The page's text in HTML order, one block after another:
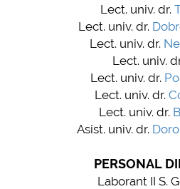
Lect. univ. dr.
Lect. univ. dr.
Lect. univ. dr.
Lect. univ.
Lect. univ. dr.
Lect. univ. dr.
Lect. univ. dr.
Asist. univ. dr.
PERSONAL
Laborant II S.